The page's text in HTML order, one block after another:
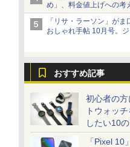
め」、料金値上げへの考
「リサ・ラーソン」が
おしゃれ手帖 10月号。
おすすめ記事
初心者の
トウォッ
したい10
「Pixel 10